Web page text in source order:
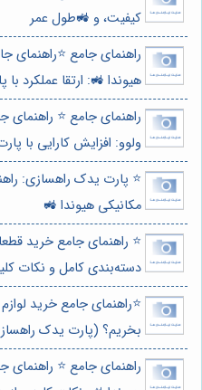
کیفیت، و 🚜طول عمر
راهنمای جامع ⭐️راهنمای
هیوندا 🚜: ارتقا عملکرد
راهنمای جامع ⭐️
ولوو: افزایش کارایی با
⭐️ پارت یدک راهسازی:
مکانیکی هیوندا 🚜
⭐️ راهنمای جامع خرید
دسته‌بندی کامل و نکات
⭐️راهنمای جامع خرید
بخریم؟ (پارت یدک
راهنمای جامع ⭐️ راهنمای